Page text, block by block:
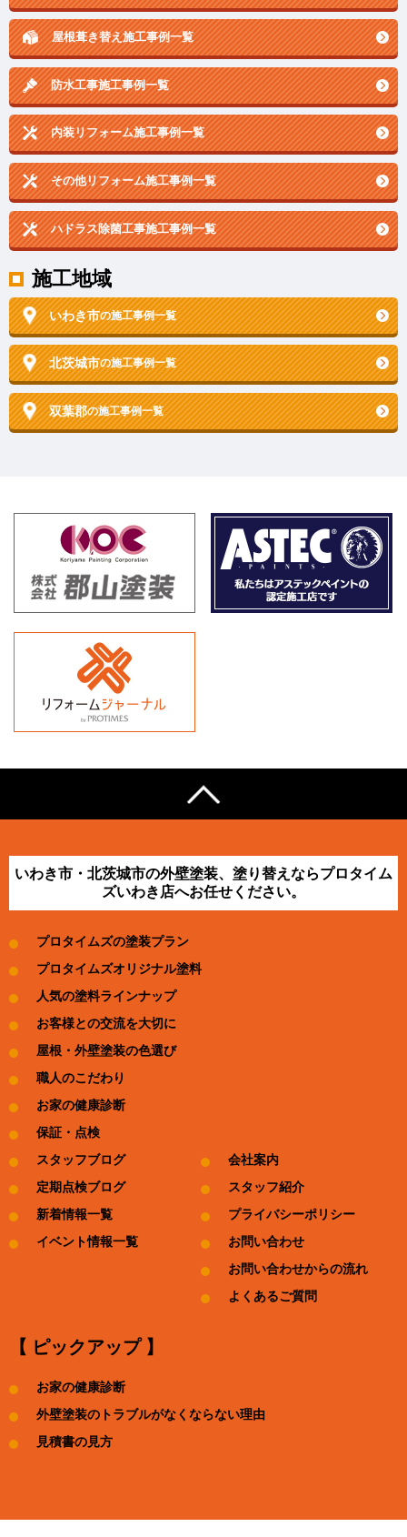
屋根葺き替え施工事例一覧
防水工事施工事例一覧
内装リフォーム施工事例一覧
その他リフォーム施工事例一覧
ハドラス除菌工事施工事例一覧
施工地域
いわき市の施工事例一覧
北茨城市の施工事例一覧
双葉郡の施工事例一覧
いわき市・北茨城市の外壁塗装、塗り替えならプロタイム
ズいわき店へお任せください。
プロタイムズの塗装プラン
プロタイムズオリジナル塗料
人気の塗料ラインナップ
お客様との交流を大切に
屋根・外壁塗装の色選び
職人のこだわり
お家の健康診断
保証・点検
スタッフブログ
定期点検ブログ
新着情報一覧
イベント情報一覧
会社案内
スタッフ紹介
プライバシーポリシー
お問い合わせ
お問い合わせからの流れ
よくあるご質問
【 ピックアップ 】
お家の健康診断
外壁塗装のトラブルがなくならない理由
見積書の見方